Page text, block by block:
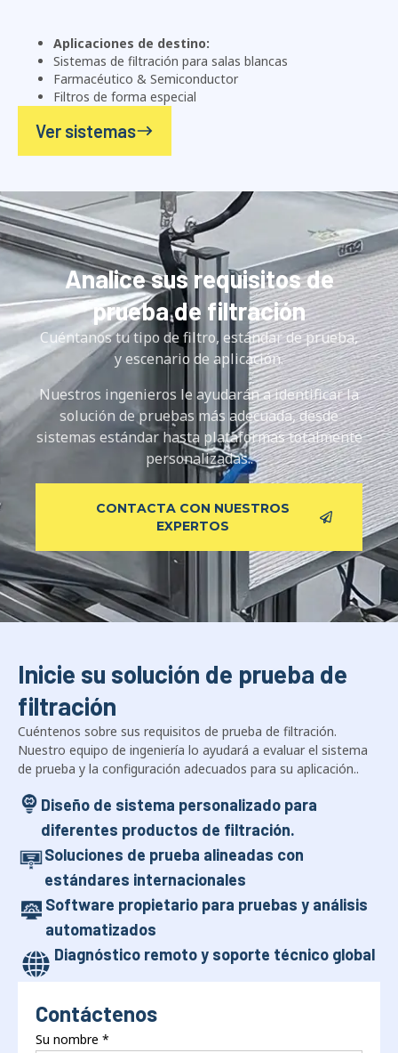
Aplicaciones de destino:
Sistemas de filtración para salas blancas
Farmacéutico & Semiconductor
Filtros de forma especial
Ver sistemas
Analice sus requisitos de
prueba de filtración
Cuéntanos tu tipo de filtro, estándar de prueba,
y escenario de aplicación.
Nuestros ingenieros le ayudarán a identificar la
solución de pruebas más adecuada, desde
sistemas estándar hasta plataformas totalmente
personalizadas..
CONTACTA CON NUESTROS
EXPERTOS
Inicie su solución de prueba de
filtración
Cuéntenos sobre sus requisitos de prueba de filtración.
Nuestro equipo de ingeniería lo ayudará a evaluar el sistema
de prueba y la configuración adecuados para su aplicación..
Diseño de sistema personalizado para
diferentes productos de filtración.
Soluciones de prueba alineadas con
estándares internacionales
Software propietario para pruebas y análisis
automatizados
Diagnóstico remoto y soporte técnico global
Contáctenos
Su nombre *